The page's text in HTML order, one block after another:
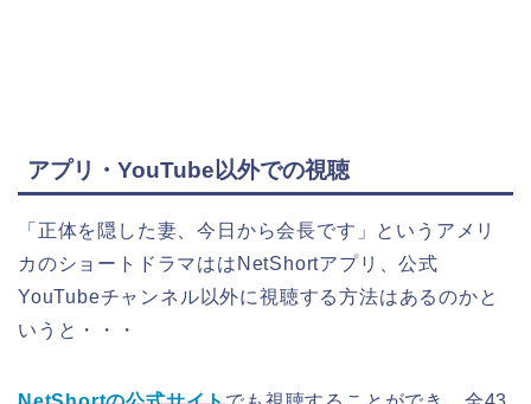
アプリ・YouTube以外での視聴
「正体を隠した妻、今日から会長です」というアメリ
カのショートドラマははNetShortアプリ、公式
YouTubeチャンネル以外に視聴する方法はあるのかと
いうと・・・